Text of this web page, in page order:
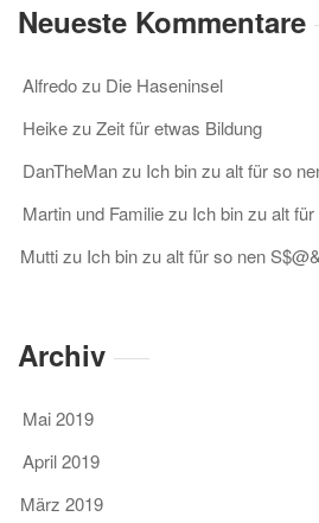
Neueste Kommentare
Alfredozu Die Haseninsel
HeikezuZeit für etwas Bildung
DanTheManzu Ich bin zu alt für so
Martin und Familiezu Ich bin zu alt
Muttizu Ich bin zu alt für so nen
Archiv
Mai 2019
April 2019
März 2019